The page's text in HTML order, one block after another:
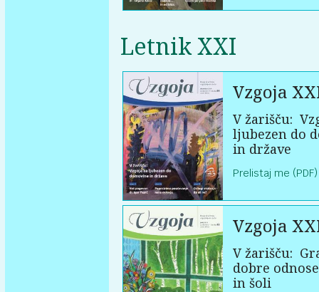
Letnik XXI
Vzgoja
V žarišču:
ljubezen do
in države
Prelistaj me (PDF)
Vzgoja
V žarišču:
dobre
in šoli